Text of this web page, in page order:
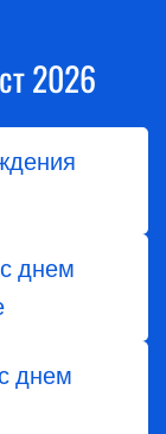
2026
днем
днем